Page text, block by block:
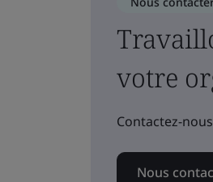
votre
Contactez-
Nous